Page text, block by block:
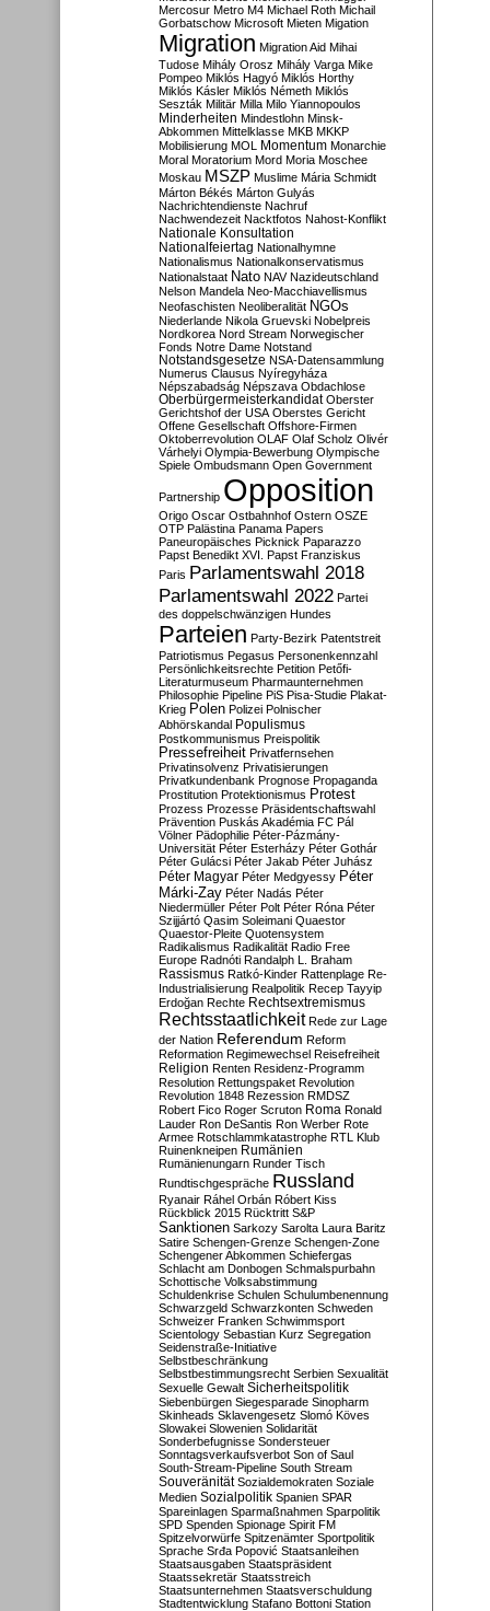
Mercosur Metro M4 Michael Roth Michail
Gorbatschow Microsoft Mieten Migation
Migration Migration Aid Mihai
Tudose Mihály Orosz Mihály Varga Mike
Pompeo Miklós Hagyó Miklós Horthy
Miklós Kásler Miklós Németh Miklós
Seszták Militär Milla Milo Yiannopoulos
Minderheiten Mindestlohn Minsk-
Abkommen Mittelklasse MKB MKKP
Mobilisierung MOL Momentum Monarchie
Moral Moratorium Mord Moria Moschee
Moskau MSZP Muslime Mária Schmidt
Márton Békés Márton Gulyás
Nachrichtendienste Nachruf
Nachwendezeit Nacktfotos Nahost-Konflikt
Nationale Konsultation
Nationalfeiertag Nationalhymne
Nationalismus Nationalkonservatismus
Nationalstaat Nato NAV Nazideutschland
Nelson Mandela Neo-Macchiavellismus
Neofaschisten Neoliberalität NGOs
Niederlande Nikola Gruevski Nobelpreis
Nordkorea Nord Stream Norwegischer
Fonds Notre Dame Notstand
Notstandsgesetze NSA-Datensammlung
Numerus Clausus Nyíregyháza
Népszabadság Népszava Obdachlose
Oberbürgermeisterkandidat Oberster
Gerichtshof der USA Oberstes Gericht
Offene Gesellschaft Offshore-Firmen
Oktoberrevolution OLAF Olaf Scholz Olivér
Várhelyi Olympia-Bewerbung Olympische
Spiele Ombudsmann Open Government
Partnership Opposition
Origo Oscar Ostbahnhof Ostern OSZE
OTP Palästina Panama Papers
Paneuropäisches Picknick Paparazzo
Papst Benedikt XVI. Papst Franziskus
Paris Parlamentswahl 2018
Parlamentswahl 2022 Partei
des doppelschwänzigen Hundes
Parteien Party-Bezirk Patentstreit
Patriotismus Pegasus Personenkennzahl
Persönlichkeitsrechte Petition Petőfi-
Literaturmuseum Pharmaunternehmen
Philosophie Pipeline PiS Pisa-Studie Plakat-
Krieg Polen Polizei Polnischer
Abhörskandal Populismus
Postkommunismus Preispolitik
Pressefreiheit Privatfernsehen
Privatinsolvenz Privatisierungen
Privatkundenbank Prognose Propaganda
Prostitution Protektionismus Protest
Prozess Prozesse Präsidentschaftswahl
Prävention Puskás Akadémia FC Pál
Völner Pädophilie Péter-Pázmány-
Universität Péter Esterházy Péter Gothár
Péter Gulácsi Péter Jakab Péter Juhász
Péter Magyar Péter Medgyessy Péter
Márki-Zay Péter Nadás Péter
Niedermüller Péter Polt Péter Róna Péter
Szijjártó Qasim Soleimani Quaestor
Quaestor-Pleite Quotensystem
Radikalismus Radikalität Radio Free
Europe Radnóti Randalph L. Braham
Rassismus Ratkó-Kinder Rattenplage Re-
Industrialisierung Realpolitik Recep Tayyip
Erdoğan Rechte Rechtsextremismus
Rechtsstaatlichkeit Rede zur Lage
der Nation Referendum Reform
Reformation Regimewechsel Reisefreiheit
Religion Renten Residenz-Programm
Resolution Rettungspaket Revolution
Revolution 1848 Rezession RMDSZ
Robert Fico Roger Scruton Roma Ronald
Lauder Ron DeSantis Ron Werber Rote
Armee Rotschlammkatastrophe RTL Klub
Ruinenkneipen Rumänien
Rumänienungarn Runder Tisch
Rundtischgespräche Russland
Ryanair Ráhel Orbán Róbert Kiss
Rückblick 2015 Rücktritt S&P
Sanktionen Sarkozy Sarolta Laura Baritz
Satire Schengen-Grenze Schengen-Zone
Schengener Abkommen Schiefergas
Schlacht am Donbogen Schmalspurbahn
Schottische Volksabstimmung
Schuldenkrise Schulen Schulumbenennung
Schwarzgeld Schwarzkonten Schweden
Schweizer Franken Schwimmsport
Scientology Sebastian Kurz Segregation
Seidenstraße-Initiative
Selbstbeschränkung
Selbstbestimmungsrecht Serbien Sexualität
Sexuelle Gewalt Sicherheitspolitik
Siebenbürgen Siegesparade Sinopharm
Skinheads Sklavengesetz Slomó Köves
Slowakei Slowenien Solidarität
Sonderbefugnisse Sondersteuer
Sonntagsverkaufsverbot Son of Saul
South-Stream-Pipeline South Stream
Souveränität Sozialdemokraten Soziale
Medien Sozialpolitik Spanien SPAR
Spareinlagen Sparmaßnahmen Sparpolitik
SPD Spenden Spionage Spirit FM
Spitzelvorwürfe Spitzenämter Sportpolitik
Sprache Srđa Popović Staatsanleihen
Staatsausgaben Staatspräsident
Staatssekretär Staatsstreich
Staatsunternehmen Staatsverschuldung
Stadtentwicklung Stafano Bottoni Station